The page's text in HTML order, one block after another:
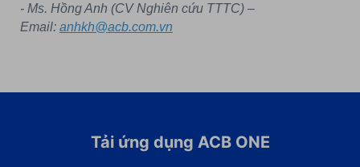
- Ms. Hồng Anh (CV Nghiên cứu TTTC) –
Email: anhkh@acb.com.vn
Tải ứng dụng ACB ONE